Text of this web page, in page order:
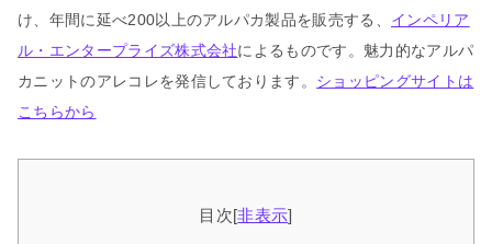
け、年間に延べ200以上のアルパカ製品を販売する、 インペリア
ル・エンタープライズ株式会社によるものです。魅力的なアルパ
カニットのアレコレを発信しております。 ショッピングサイトは
こちらから
目次[非表示]